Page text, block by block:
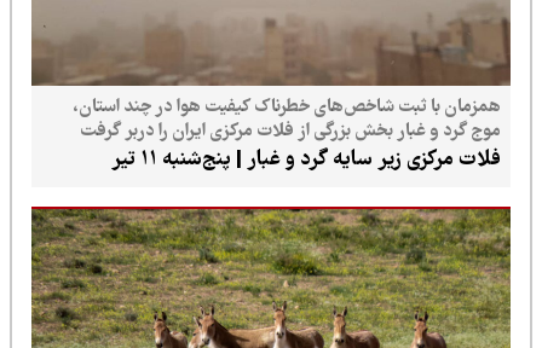
همزمان با ثبت شاخص‌های خطرناک کیفیت هوا در چند استان،
موج گرد و غبار بخش بزرگی از فلات مرکزی ایران را دربر گرفت
فلات مرکزی زیر سایه گرد و غبار | پنج‌شنبه ۱۱ تیر